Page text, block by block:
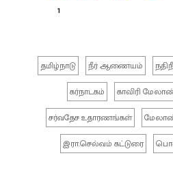
1
தமிழ்நாடு நீர் ஆணையம்
கர்நாடகம்
காவிரி
சர்வதேச உதாரணங்கள்
இரா.செல்வம் கட்டுரை